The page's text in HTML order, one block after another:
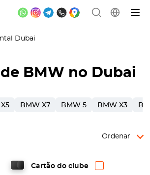
Dubai
BMW no Dubai
BMW X7 BMW 5 BMW X3
Cartão do clube
Ordenar